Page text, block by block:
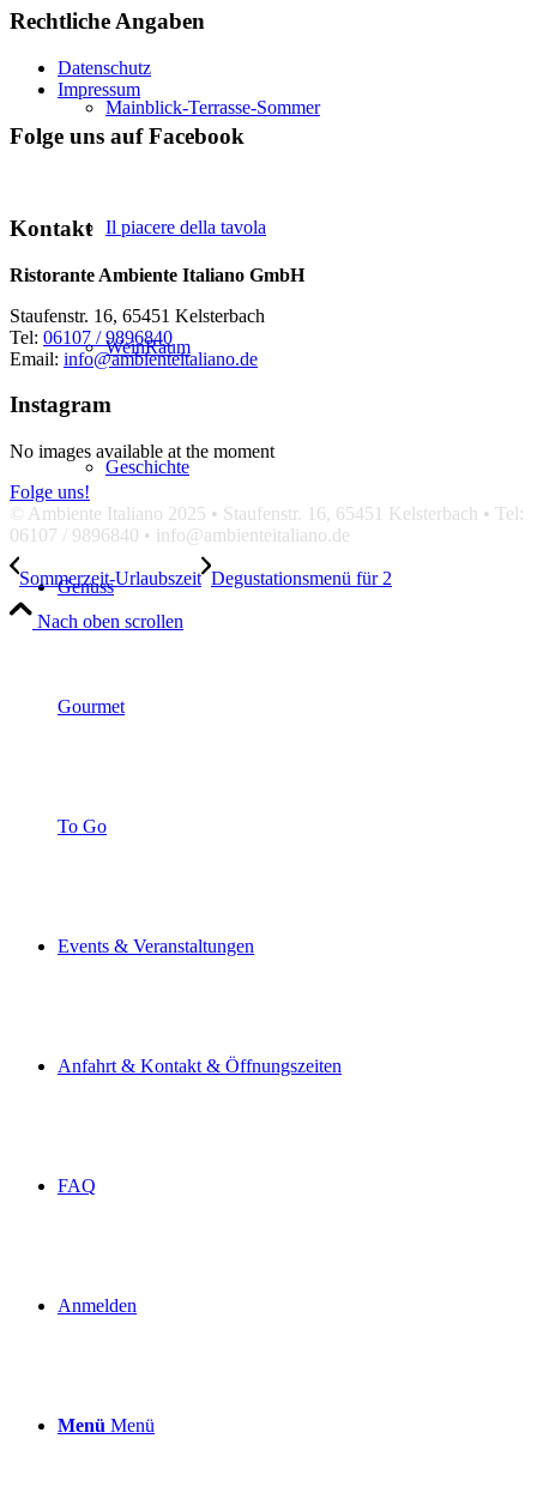
Mainblick-Terrasse-Sommer
Il piacere della tavola
WeinRaum
Geschichte
Genuss
Gourmet
To Go
Events & Veranstaltungen
Anfahrt & Kontakt & Öffnungszeiten
FAQ
Anmelden
Menü Menü
Rechtliche Angaben
Datenschutz
Impressum
Folge uns auf Facebook
Kontakt
Ristorante Ambiente Italiano GmbH
Staufenstr. 16, 65451 Kelsterbach
Tel: 06107 / 9896840
Email: info@ambienteitaliano.de
Instagram
No images available at the moment
Folge uns!
© Ambiente Italiano 2025 • Staufenstr. 16, 65451 Kelsterbach • Tel:
06107 / 9896840 • info@ambienteitaliano.de
Sommerzeit-Urlaubszeit Degustationsmenü für 2
Nach oben scrollen